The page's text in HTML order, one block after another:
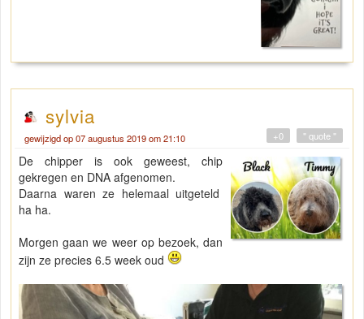
sylvia
gewijzigd op 07 augustus 2019 om 21:10 " quote "
+0
De chipper is ook geweest, chip
gekregen en DNA afgenomen.
Daarna waren ze helemaal uitgeteld
ha ha.
Morgen gaan we weer op bezoek, dan
zijn ze precies 6.5 week oud